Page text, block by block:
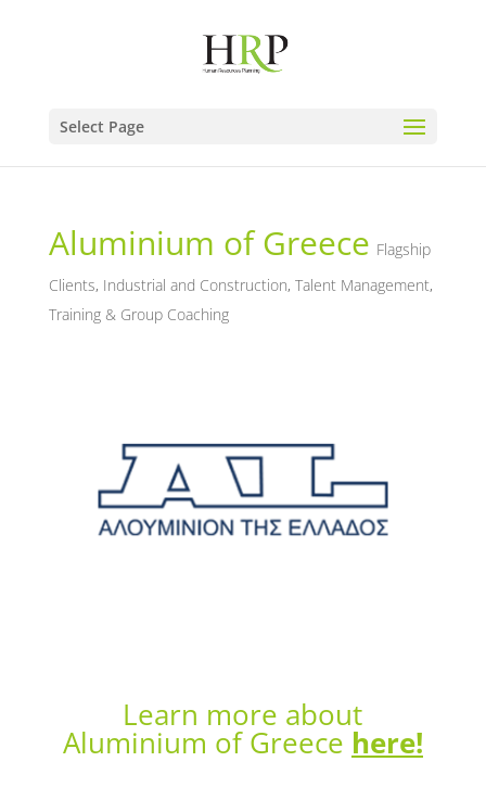
Select Page
Aluminium of Greece Flagship
Clients, Industrial and Construction, Talent Management,
Training & Group Coaching
Learn more about
Aluminium of Greece here!